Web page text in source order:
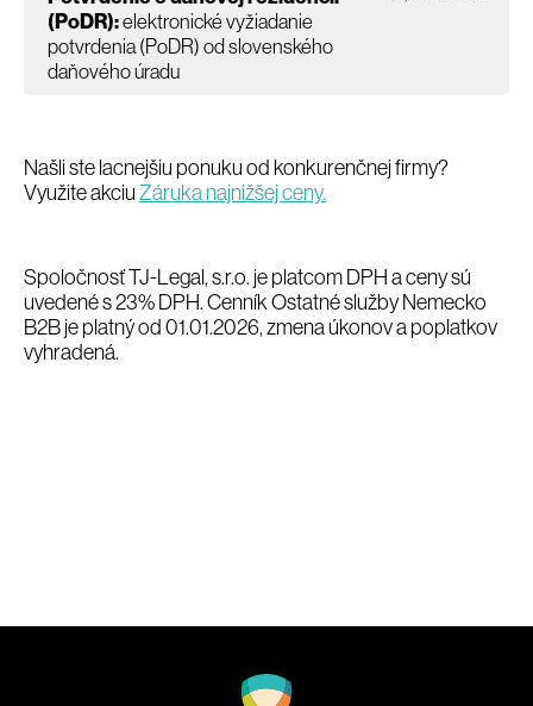
(PoDR):elektronické vyžiadanie
potvrdenia (PoDR) od slovenského
daňového úradu
Našli ste lacnejšiu ponuku od konkurenčnej firmy?
Využite akciuZáruka najnižšej ceny.
Spoločnosť TJ-Legal, s.r.o. je platcom DPH a ceny sú
uvedené s 23% DPH. Cenník Ostatné služby Nemecko
B2B je platný od 01.01.2026, zmena úkonov a poplatkov
vyhradená.